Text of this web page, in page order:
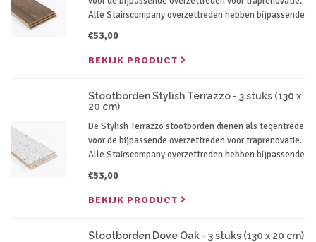
Alle Stairscompany overzettreden hebben bijpassende
€53,00
BEKIJK PRODUCT
Stootborden Stylish Terrazzo - 3 stuks (130 x
20 cm)
De Stylish Terrazzo stootborden dienen als tegentrede
voor de bijpassende overzettreden voor traprenovatie.
Alle Stairscompany overzettreden hebben bijpassende
€53,00
BEKIJK PRODUCT
Stootborden Dove Oak - 3 stuks (130 x 20 cm)